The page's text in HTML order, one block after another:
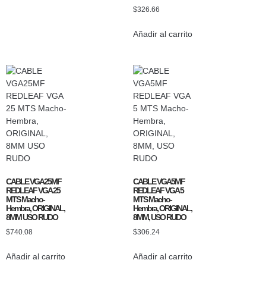
$326.66
Añadir al carrito
CABLE VGA25MF
REDLEAF VGA 25
MTS Macho-
Hembra, ORIGINAL,
8MM USO RUDO
$740.08
Añadir al carrito
CABLE VGA5MF
REDLEAF VGA 5
MTS Macho-
Hembra, ORIGINAL,
8MM, USO RUDO
$306.24
Añadir al carrito